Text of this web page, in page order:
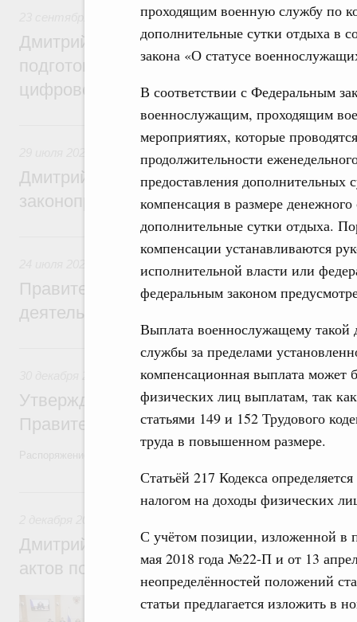
проходящим военную службу по
дополнительные сутки отдыха в
закона «О статусе
В соответствии с Федеральным
военнослужащим, проходящим
мероприятиях, которые
продолжительности
предоставления дополнительных
компенсация в размере
дополнительные сутки отдыха.
компенсации устанавливаются
исполнительной власти или
федеральным законом
Выплата военнослужащему такой
службы за пределами
компенсационная выплата может
физических лиц выплатам, так
статьями 149 и 152 Трудового
труда в повышенном размере.
Статьёй 217 Кодекса
налогом на доходы физических
С учётом позиции, изложенной в
мая 2018 года №22-П и от 13
неопределённостей положений
статьи предлагается изложить в
Правовые вопросы работы
Дмитрий Григоренко: Правительство
подготовки нормативных актов и
цифровой формат
29 июля 2024, понедельник
Дмитрий Григоренко: Цифровизация
законопроектной деятельности
24 июля 2023, понедельник
Правовые вопросы работы Правительства
Правительство повышает качество
деятельности
30 декабря 2022, пятница
Правовые вопросы работы
Утверждён план законопроектной
Правительства на 2023 год
2 декабря 2022, пятница
Дмитрий Григоренко: Проблема
актов полностью решена
Заместитель Председателя
Правительства России принял участие в